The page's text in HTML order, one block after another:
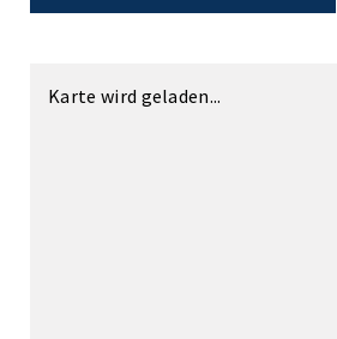
Karte wird geladen...